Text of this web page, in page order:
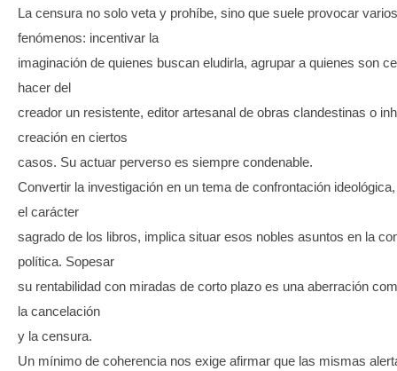
La censura no solo veta y prohíbe, sino que suele provocar varios
fenómenos: incentivar la
imaginación de quienes buscan eludirla, agrupar a quienes son
hacer del
creador un resistente, editor artesanal de obras clandestinas o
creación en ciertos
casos. Su actuar perverso es siempre condenable.
Convertir la investigación en un tema de confrontación
el carácter
sagrado de los libros, implica situar esos nobles asuntos en la
política. Sopesar
su rentabilidad con miradas de corto plazo es una aberración
la cancelación
y la censura.
Un mínimo de coherencia nos exige afirmar que las mismas